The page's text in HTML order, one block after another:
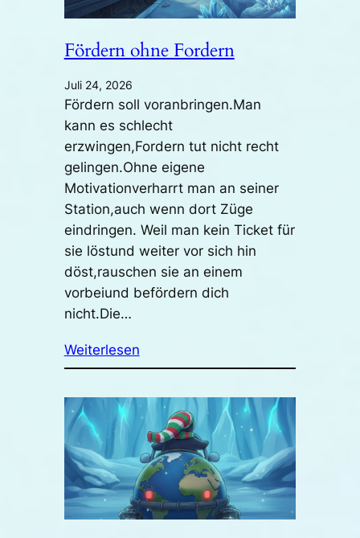
Fördern ohne Fordern
Juli 24, 2026
Fördern soll voranbringen.Man
kann es schlecht
erzwingen,Fordern tut nicht recht
gelingen.Ohne eigene
Motivationverharrt man an seiner
Station,auch wenn dort Züge
eindringen. Weil man kein Ticket für
sie löstund weiter vor sich hin
döst,rauschen sie an einem
vorbeiund befördern dich
nicht.Die…
Weiterlesen